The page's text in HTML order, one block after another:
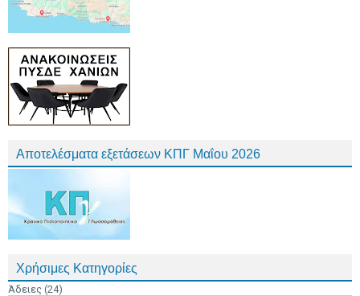
Αποτελέσματα εξετάσεων ΚΠΓ Μαΐου 2026
Χρήσιμες Κατηγορίες
Άδειες (24)